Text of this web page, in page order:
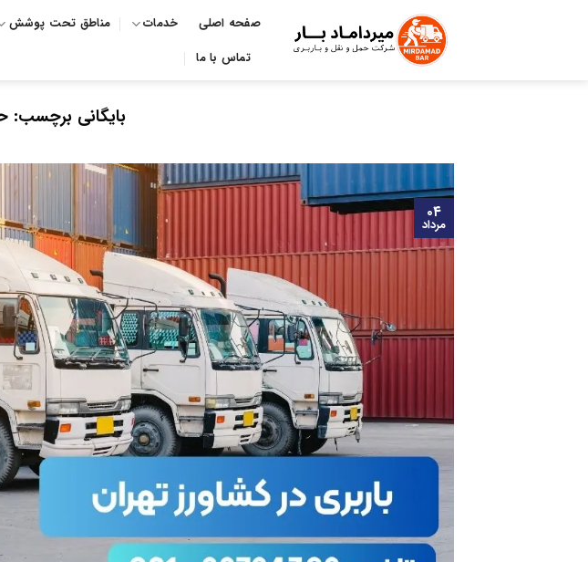
صفحه اصلی خدمات مناطق تحت پوشش
تماس با ما
بایگانی برچسب:
۰۴
مرداد